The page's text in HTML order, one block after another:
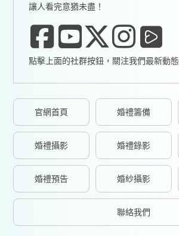
讓人看完意猶未盡！
點擊上面的社群按鈕，關注我們最新動態
官網首頁 婚禮籌備
婚禮攝影 婚禮錄影
婚禮預告 婚紗攝影
聯絡我們